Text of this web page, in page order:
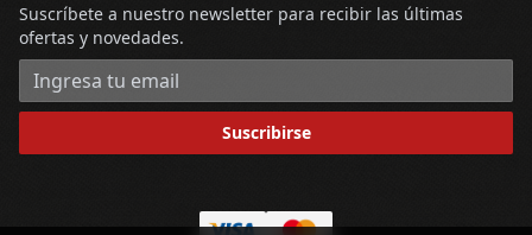
Suscríbete a nuestro newsletter para recibir las últimas
ofertas y novedades.
Dirección de correo electrónico
Suscribirse